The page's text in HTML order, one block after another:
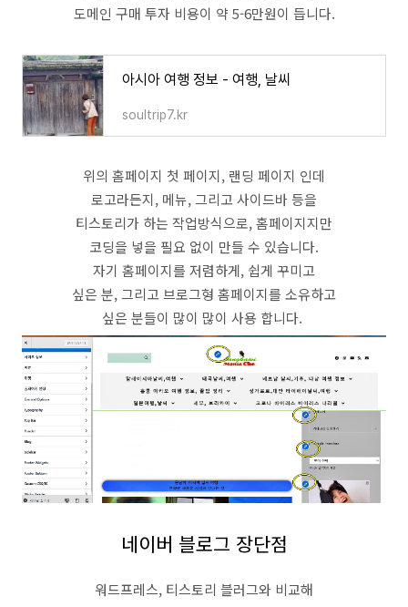
도메인 구매 투자 비용이 약 5-6만원이 듭니다.
아시아 여행 정보 - 여행, 날씨
soultrip7.kr
위의 홈페이지 첫 페이지, 랜딩 페이지 인데
로고라든지, 메뉴, 그리고 사이드바 등을
티스토리가 하는 작업방식으로, 홈페이지지만
코딩을 넣을 필요 없이 만들 수 있습니다.
자기 홈페이지를 저렴하게, 쉽게 꾸미고
싶은 분, 그리고 브로그형 홈페이지를 소유하고
싶은 분들이 많이 많이 사용 합니다.
네이버 블로그 장단점
워드프레스, 티스토리 블러그와 비교해